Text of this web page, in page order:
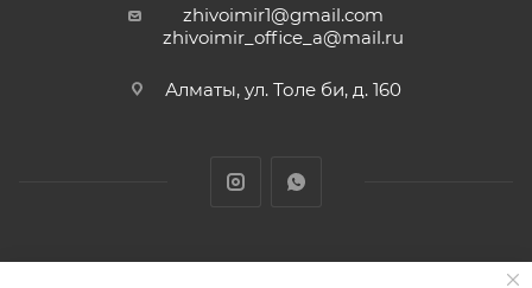
zhivoimir1@gmail.com
zhivoimir_office_a@mail.ru
Алматы, ул. Толе би, д. 160